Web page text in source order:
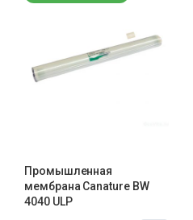
Промышленная
мембрана Canature BW
4040 ULP